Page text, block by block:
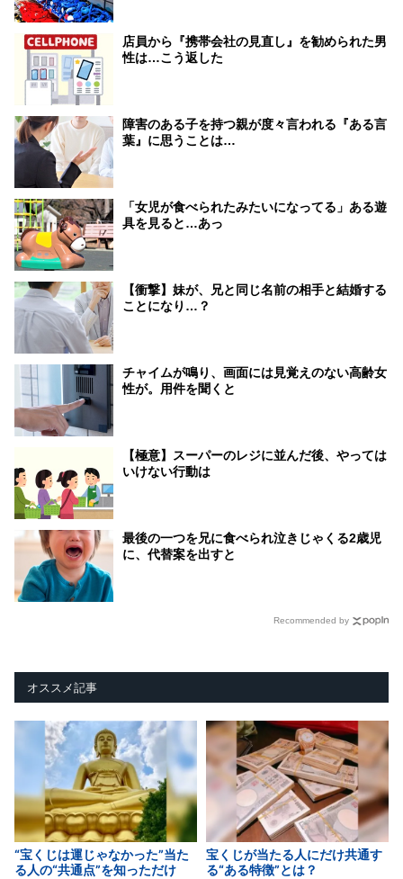
店員から『携帯会社の見直し』を勧められた男
性は…こう返した
障害のある子を持つ親が度々言われる『ある言
葉』に思うことは…
「女児が食べられたみたいになってる」ある遊
具を見ると…あっ
【衝撃】妹が、兄と同じ名前の相手と結婚する
ことになり…？
チャイムが鳴り、画面には見覚えのない高齢女
性が。用件を聞くと
【極意】スーパーのレジに並んだ後、やっては
いけない行動は
最後の一つを兄に食べられ泣きじゃくる2歳児
に、代替案を出すと
Recommended by
オススメ記事
“宝くじは運じゃなかった”当た
る人の“共通点”を知っただけ
宝くじが当たる人にだけ共通す
る“ある特徴”とは？